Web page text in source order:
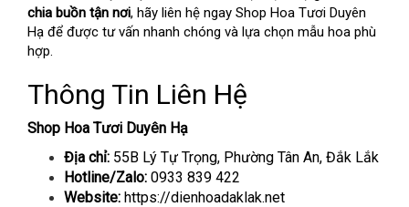
chia buồn tận nơi, hãy liên hệ ngay Shop Hoa Tươi Duyên
Hạ để được tư vấn nhanh chóng và lựa chọn mẫu hoa phù
hợp.
Thông Tin Liên Hệ
Shop Hoa Tươi Duyên Hạ
Địa chỉ: 55B Lý Tự Trọng, Phường Tân An, Đắk Lắk
Hotline/Zalo: 0933 839 422
Website: https://dienhoadaklak.net